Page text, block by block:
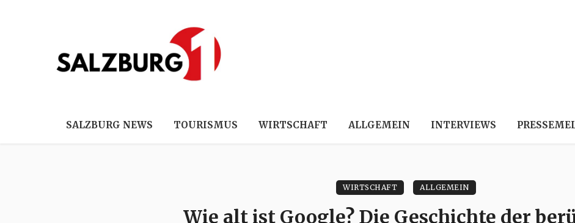
SALZBURG NEWS TOURISMUS WIRTSCHAFT ALLGEMEIN INTERVIEWS
WIRTSCHAFT ALLGEMEIN
Wie alt ist Google? Die Geschichte der